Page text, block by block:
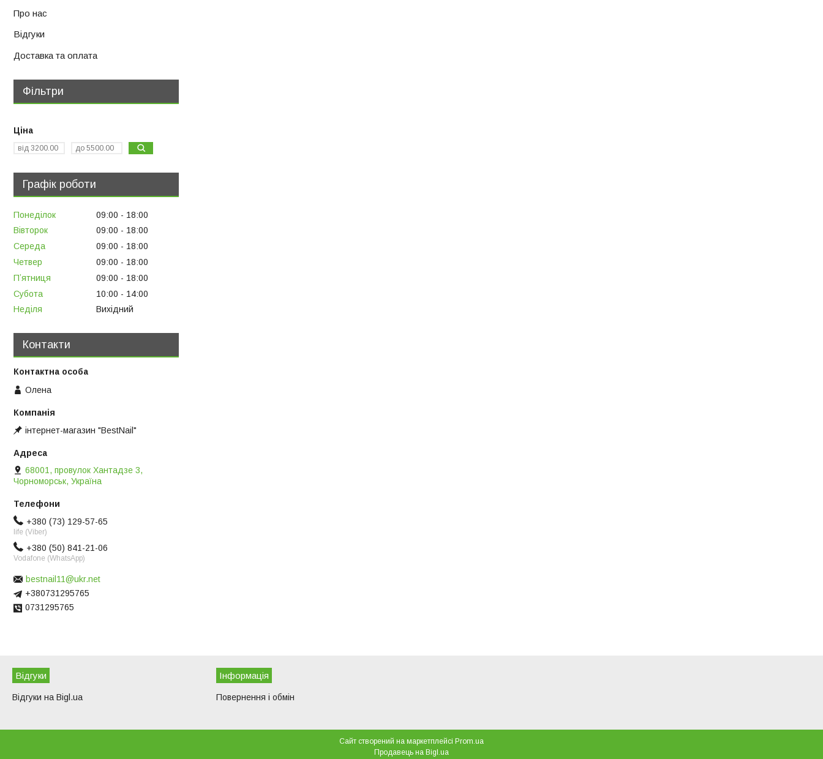
Про нас
Відгуки
Доставка та оплата
Фільтри
Ціна
Графік роботи
Понеділок 09:00
18:00
Вівторок
09:00
18:00
Середа
09:00
18:00
Четвер
09:00
18:00
Пʼятниця
09:00
18:00
Субота
10:00
14:00
Неділя
Вихідний
Контакти
Олена
інтернет-магазин "BestNail"
68001, провулок Хантадзе 3,
Чорноморськ, Україна
+380 (73) 129-57-65
life (Viber)
+380 (50) 841-21-06
Vodafone (WhatsApp)
bestnail11@ukr.net
+380731295765
0731295765
Відгуки
Відгуки на Bigl.ua
Iнформація
Повернення і обмін
Сайт створений на маркетплейсі Prom.ua
Продавець на Bigl.ua